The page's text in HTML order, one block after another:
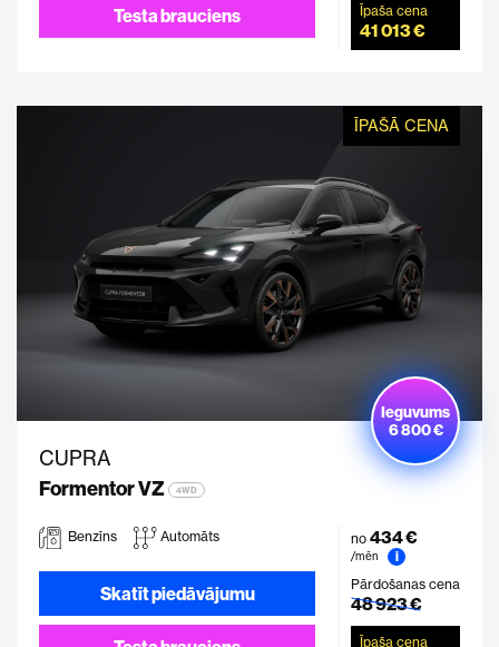
Testa brauciens Īpaša cena
41 013 €
ĪPAŠĀ CENA
CUPRA
Formentor VZ
4WD
Ieguvums
6 800 €
Benzīns Automāts
Skatīt piedāvājumu
no 434 €
/mēn
i
Pārdošanas cena
48 923 €
Īpaša cena